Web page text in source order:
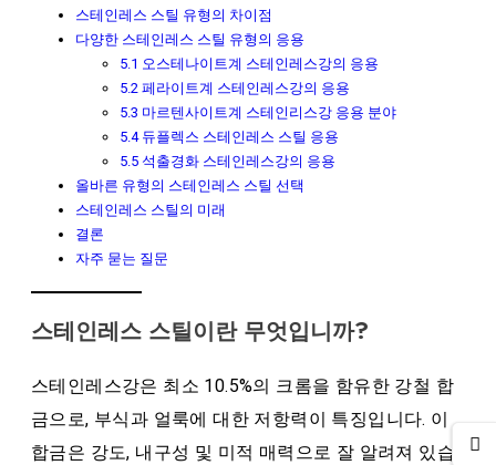
스테인레스 스틸 유형의 차이점
다양한 스테인레스 스틸 유형의 응용
5.1 오스테나이트계 스테인레스강의 응용
5.2 페라이트계 스테인레스강의 응용
5.3 마르텐사이트계 스테인리스강 응용 분야
5.4 듀플렉스 스테인레스 스틸 응용
5.5 석출경화 스테인레스강의 응용
올바른 유형의 스테인레스 스틸 선택
스테인레스 스틸의 미래
결론
자주 묻는 질문
스테인레스 스틸이란 무엇입니까?
스테인레스강은 최소 10.5%의 크롬을 함유한 강철 합
금으로, 부식과 얼룩에 대한 저항력이 특징입니다. 이
합금은 강도, 내구성 및 미적 매력으로 잘 알려져 있습